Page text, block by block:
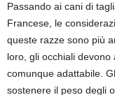
Passando ai cani di
Francese, le
queste razze sono più
loro, gli occhiali
comunque adattabile.
sostenere il peso degli